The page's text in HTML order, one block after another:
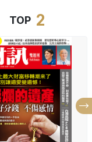
TOP 2